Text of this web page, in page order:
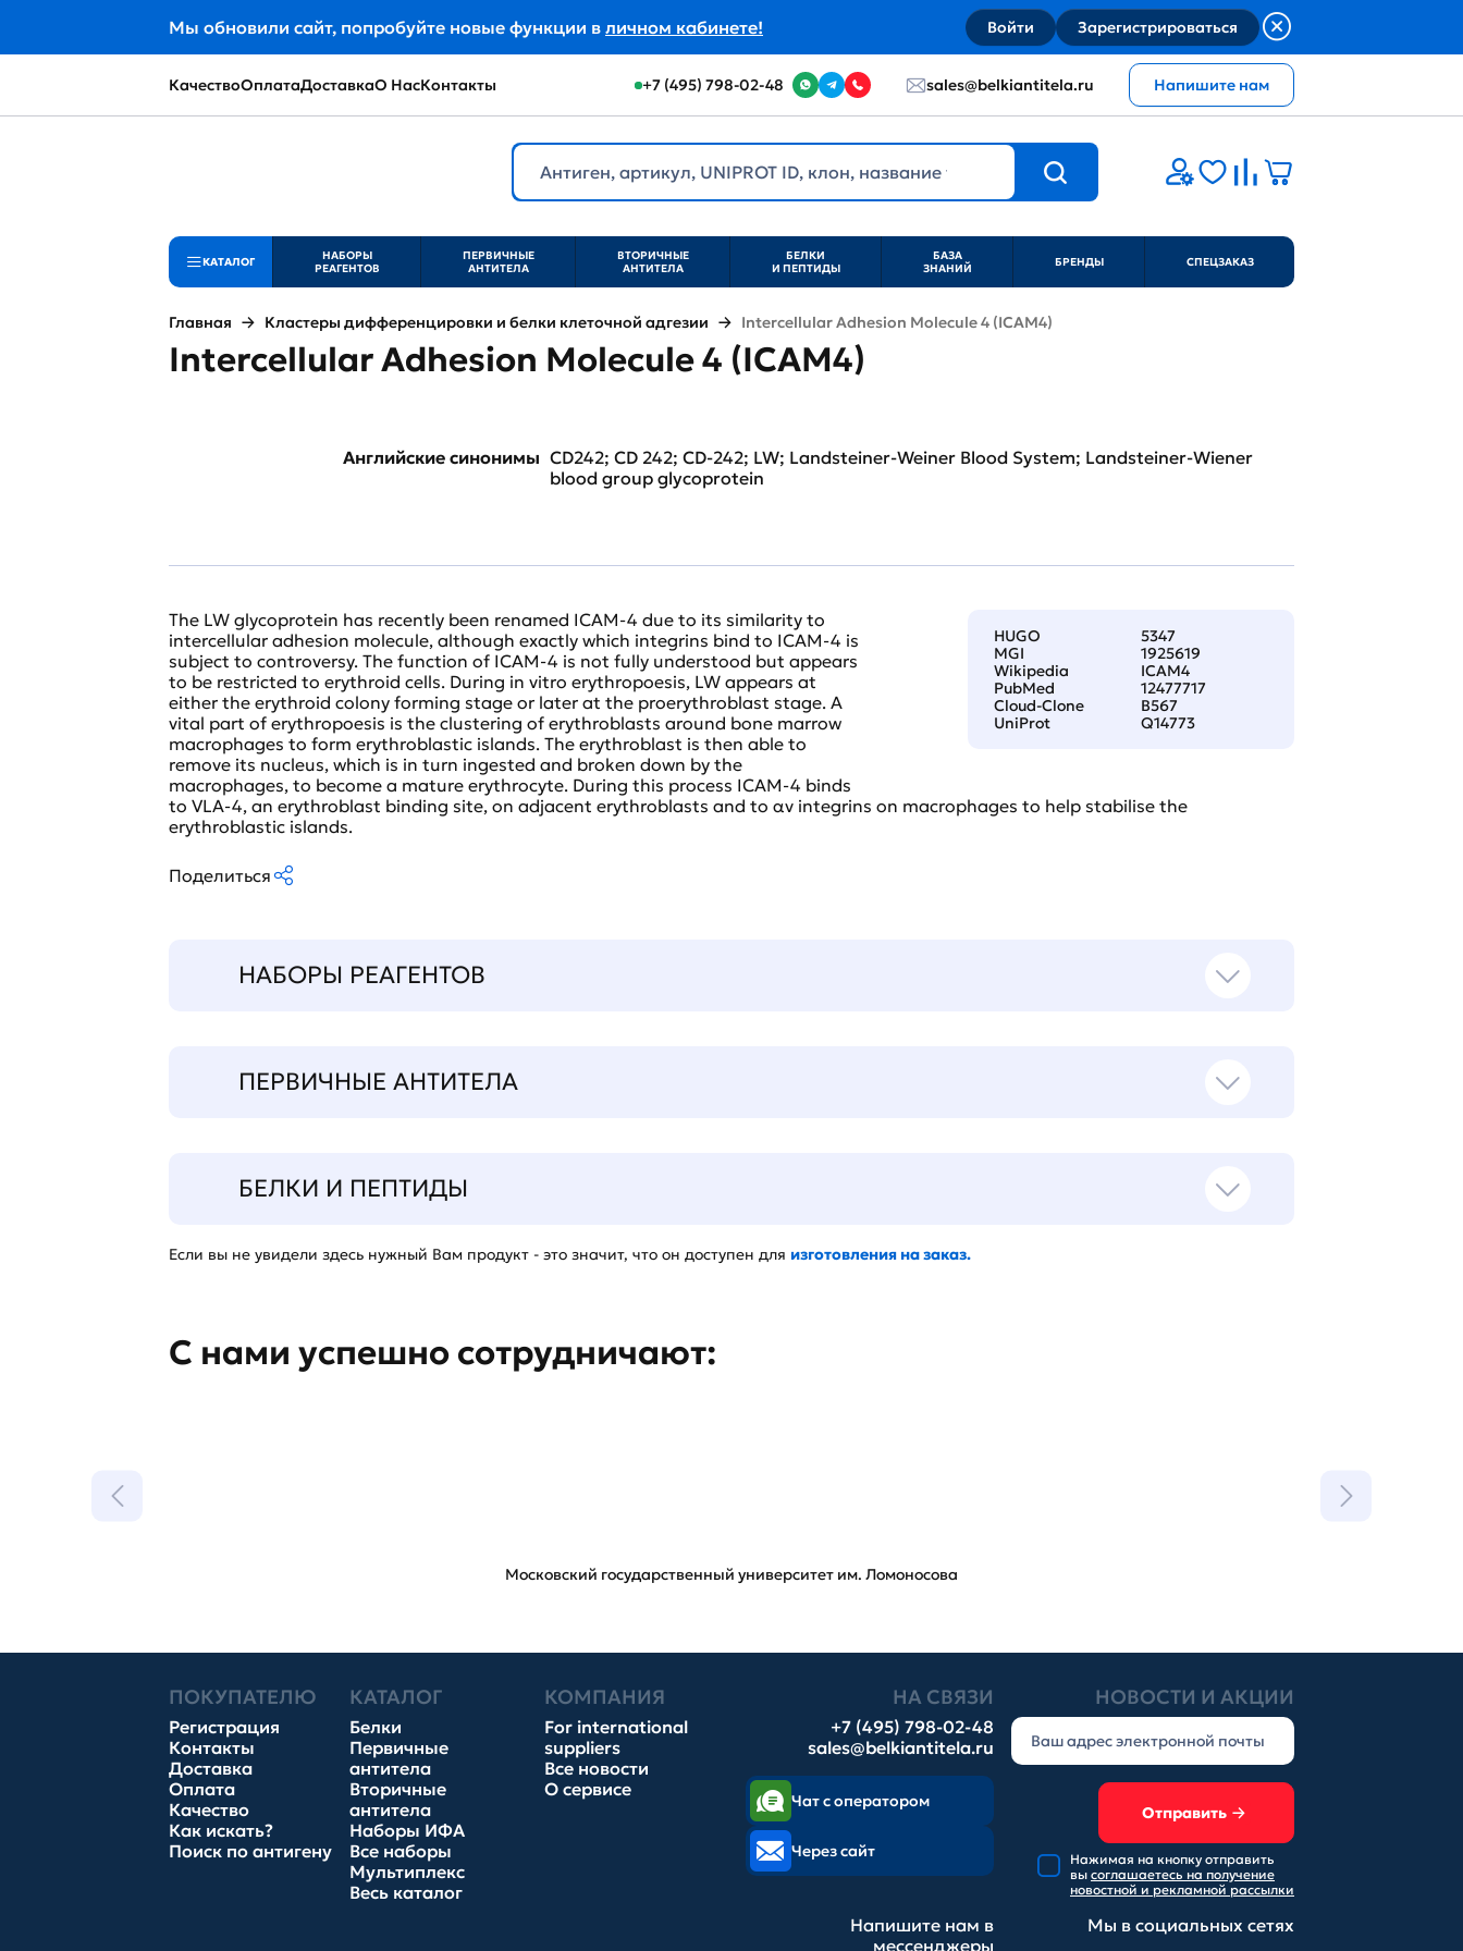
Мы обновили сайт, попробуйте новые функции в личном кабинете! Войти Зарегистрироваться
КачествоОплатаДоставкаО НасКонтакты +7 (495) 798-02-48 sales@belkiantitela.ru Напишите нам
КАТАЛОГ
НАБОРЫ
РЕАГЕНТОВ
ПЕРВИЧНЫЕ
АНТИТЕЛА
ВТОРИЧНЫЕ
АНТИТЕЛА
БЕЛКИ
И ПЕПТИДЫ
БАЗА
ЗНАНИЙ
БРЕНДЫ СПЕЦЗАКАЗ
Главная Кластеры дифференцировки и белки клеточной адгезии Intercellular Adhesion Molecule 4 (ICAM4)
Intercellular Adhesion Molecule 4 (ICAM4)
Английские синонимы CD242; CD 242; CD-242; LW; Landsteiner-Weiner Blood System; Landsteiner-Wiener
blood group glycoprotein
HUGO
5347
MGI
1925619
Wikipedia
ICAM4
PubMed
12477717
Cloud-Clone
B567
UniProt
Q14773
The LW glycoprotein has recently been renamed ICAM-4 due to its similarity to
intercellular adhesion molecule, although exactly which integrins bind to ICAM-4 is
subject to controversy. The function of ICAM-4 is not fully understood but appears
to be restricted to erythroid cells. During in vitro erythropoesis, LW appears at
either the erythroid colony forming stage or later at the proerythroblast stage. A
vital part of erythropoesis is the clustering of erythroblasts around bone marrow
macrophages to form erythroblastic islands. The erythroblast is then able to
remove its nucleus, which is in turn ingested and broken down by the
macrophages, to become a mature erythrocyte. During this process ICAM-4 binds
to VLA-4, an erythroblast binding site, on adjacent erythroblasts and to αv integrins on macrophages to help stabilise the
erythroblastic islands.
Поделиться
НАБОРЫ РЕАГЕНТОВ
ПЕРВИЧНЫЕ АНТИТЕЛА
БЕЛКИ И ПЕПТИДЫ
Если вы не увидели здесь нужный Вам продукт - это значит, что он доступен для изготовления на заказ.
С нами успешно сотрудничают:
Московский государственный университет им. Ломоносова
ПОКУПАТЕЛЮ
Регистрация
Контакты
Доставка
Оплата
Качество
Как искать?
Поиск по антигену
КАТАЛОГ
Белки
Первичные
антитела
Вторичные
антитела
Наборы ИФА
Все наборы
Мультиплекс
Весь каталог
КОМПАНИЯ
For international
suppliers
Все новости
О сервисе
НА СВЯЗИ
+7 (495) 798-02-48
sales@belkiantitela.ru
НОВОСТИ И АКЦИИ
Отправить
Нажимая на кнопку отправить
вы соглашаетесь на получение
новостной и рекламной рассылки
Чат с оператором
Через сайт
Напишите нам в
мессенджеры
Мы в социальных сетях